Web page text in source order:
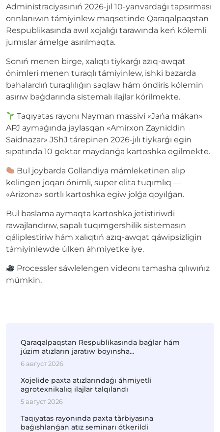
Administraciyasınıń 2026-jıl 10-yanvardaǵı tapsırması
orınlanıwın támiyinlew maqsetinde Qaraqalpaqstan
Respublikasında awıl xojalıǵı tarawında keń kólemli
jumıslar ámelge asırılmaqta.
Sonıń menen birge, xalıqtı tiykarǵı azıq-awqat
ónimleri menen turaqlı támiyinlew, ishki bazarda
bahalardıń turaqlılıǵın saqlaw hám óndiris kólemin
asırıw baǵdarında sistemalı ilajlar kórilmekte.
Taqıyatas rayonı Nayman massivi «Jańa mákan»
APJ aymaǵında jaylasqan «Amirxon Zayniddin
Saidnazar» JShJ tárepinen 2026-jılı tiykarǵı egin
sıpatında 10 gektar maydanǵa kartoshka egilmekte.
Bul joybarda Gollandiya mámleketinen alıp
kelingen joqarı ónimli, super elita tuqımlıq —
«Arizona» sortlı kartoshka egiw jolǵa qoyılǵan.
Bul baslama aymaqta kartoshka jetistiriwdi
rawajlandırıw, sapalı tuqımgershilik sistemasın
qáliplestiriw hám xalıqtıń azıq-awqat qáwipsizligin
támiyinlewde úlken áhmiyetke iye.
Processler sáwlelengen videonı tamasha qılıwıńız
múmkin.
Qaraqalpaqstan Respublikasında baǵlar hám
júzim atızların jaratıw boyınsha...
6 август 2026
Xojelide paxta atızlarındaǵı áhmiyetli
agrotexnikalıq ilajlar talqılandı
5 август 2026
Taqıyatas rayonında paxta tàrbiyasına
baǵıshlanǵan atız seminarı ótkerildi